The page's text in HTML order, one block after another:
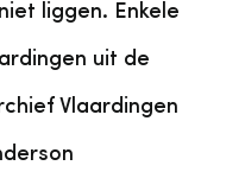
liggen. Enkele
uit de
Vlaardingen